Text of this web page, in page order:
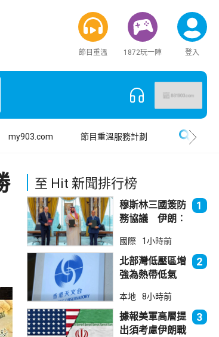
節目重溫 1872玩一陣 登入
my903.com 節目重溫服務計劃
至 Hit 新聞排行榜
穆斯林三國簽防
務協議 伊朗︰
安全
1
國際 1小時前
北部灣低壓區增
強為熱帶低氣
本港直接威脅不
大
2
本地 8小時前
據報美軍高層提
出須考慮伊朗戰
3